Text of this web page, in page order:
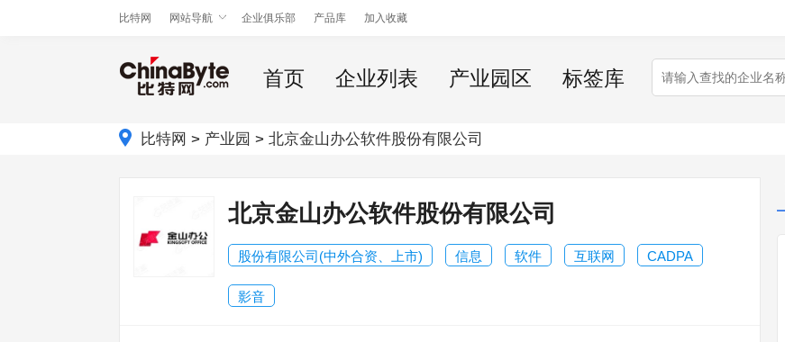
比特网 网站导航 企业俱乐部 产品库 加入收藏
首页 企业列表 产业园区 标签库
比特网 > 产业园 > 北京金山办公软件股份有限公司
北京金山办公软件股份有限公司
股份有限公司(中外合资、上市) 信息 软件 互联网 CADPA
影音